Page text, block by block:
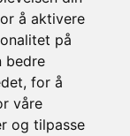
å aktivere
på
bedre
, for å
våre
og tilpasse